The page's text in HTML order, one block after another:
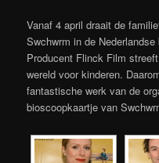
Vanaf 4 april draait de
Swchwrm in de Nederlandse
Producent Flinck Film
wereld voor kinderen.
fantastische werk van de
bioscoopkaartje van